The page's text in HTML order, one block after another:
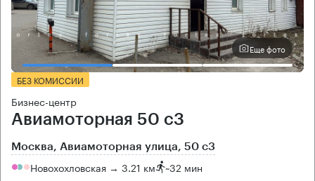
Еще фото
БЕЗ КОМИССИИ
Бизнес-центр
Авиамоторная 50 с3
Москва, Авиамоторная улица, 50 с3
Новохохловская → 3.21 км ~32 мин